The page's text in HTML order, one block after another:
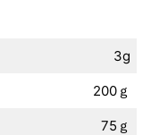
3g
200ｇ
75ｇ